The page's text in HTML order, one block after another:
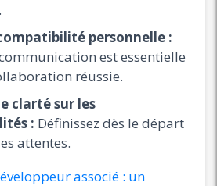
personnelle :
est essentielle
réussie.
clarté sur les
: Définissez dès le départ
attentes.
associé : un